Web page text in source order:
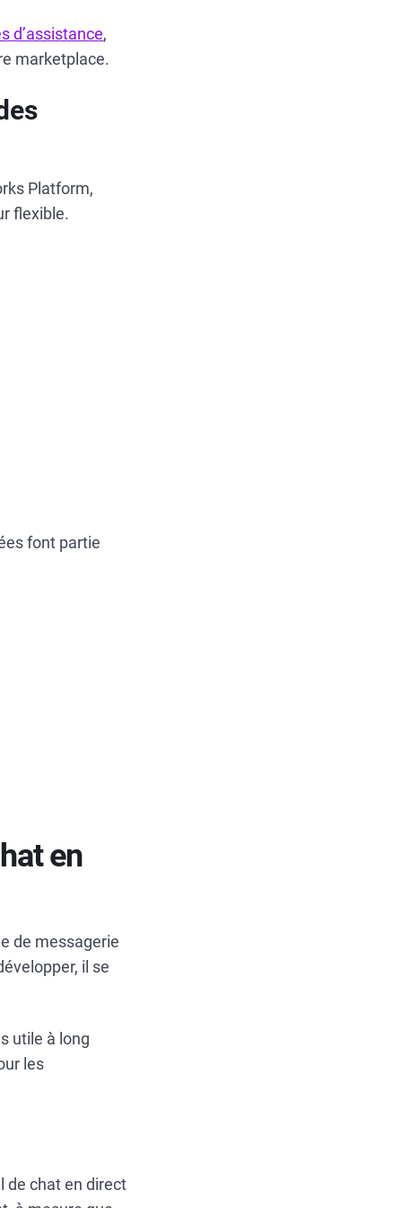
d’assistance,
marketplace.
Platform,
flexible.
font partie
en
de messagerie
il se
utile à long
les
de chat en direct